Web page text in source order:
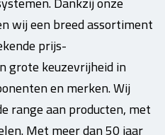
wij een breed assortiment
prijs-
grote keuzevrijheid in
en merken. Wij
range aan producten, met